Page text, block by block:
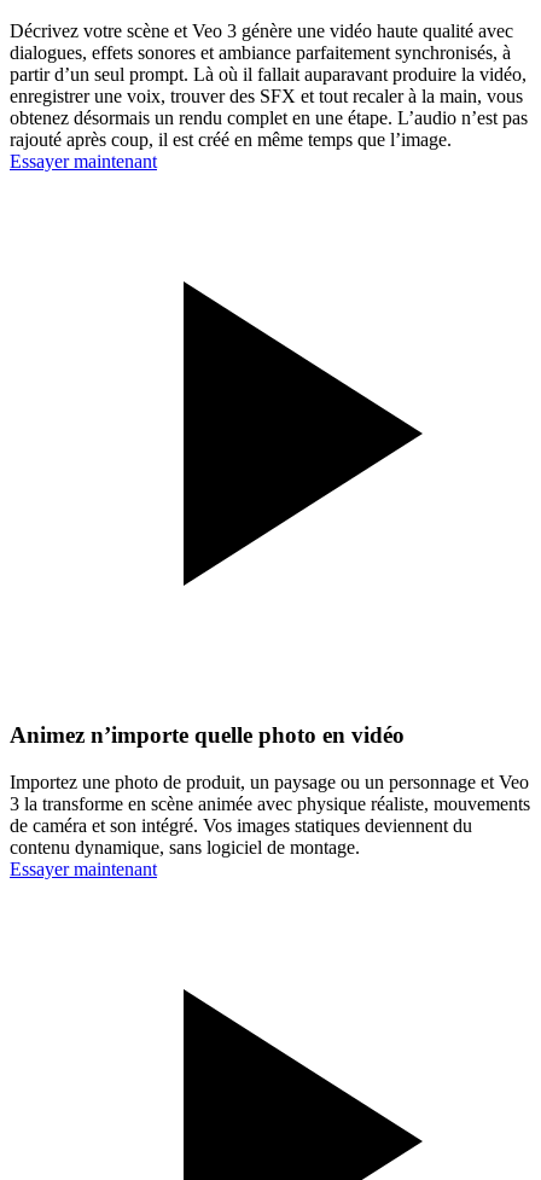
Décrivez votre scène et Veo 3 génère une vidéo haute qualité avec
dialogues, effets sonores et ambiance parfaitement synchronisés, à
partir d’un seul prompt. Là où il fallait auparavant produire la vidéo,
enregistrer une voix, trouver des SFX et tout recaler à la main, vous
obtenez désormais un rendu complet en une étape. L’audio n’est pas
rajouté après coup, il est créé en même temps que l’image.
Essayer maintenant
Animez n’importe quelle photo en vidéo
Importez une photo de produit, un paysage ou un personnage et Veo
3 la transforme en scène animée avec physique réaliste, mouvements
de caméra et son intégré. Vos images statiques deviennent du
contenu dynamique, sans logiciel de montage.
Essayer maintenant